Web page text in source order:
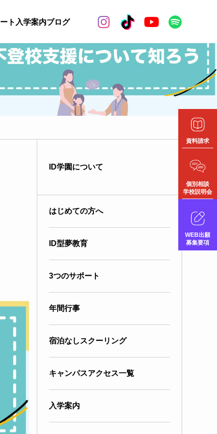
ト 入学案内ブログ  
資料請求
個別相談
学校説明会
WEB出願
募集要項
ID学園について
はじめての方へ
ID型夢教育
3つのサポート
年間行事
宿泊なしスクーリング
キャンパスアクセス一覧
入学案内